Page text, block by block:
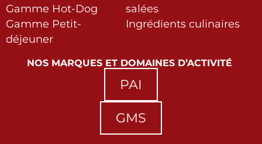
Gamme Hot-Dog
Gamme Petit-
déjeuner
salées
Ingrédients culinaires
NOS MARQUES ET DOMAINES D’ACTIVITÉ
PAI
GMS